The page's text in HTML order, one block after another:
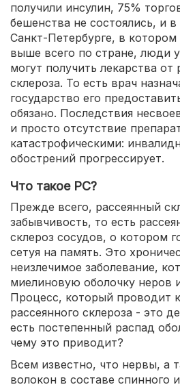
получили инсулин, 75%
бешенства не состоялись, и
Санкт-Петербурге, в котором
выше всего по стране, люди
могут получить лекарства от
склероза. То есть врач
государство его
обязано. Последствия
и просто отсутствие
катастрофическими:
обострений прогрессирует.
Что такое РС?
Прежде всего, рассеянный
забывчивость, то есть
склероз сосудов, о котором
сетуя на память. Это
неизлечимое заболевание,
миелиновую оболочку неров
Процесс, который проводит
рассеянного склероза - это
есть постепенный распад
чему это приводит?
Всем известно, что нервы, а
волокон в составе спинного